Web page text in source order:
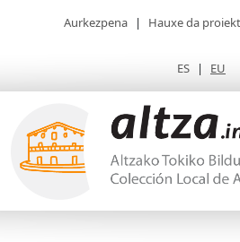
Aurkezpena | Hauxe da
ES | EU